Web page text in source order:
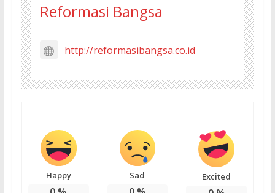
Reformasi Bangsa
http://reformasibangsa.co.id
Happy Sad Excited